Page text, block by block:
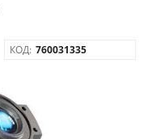
КОД: 760031335